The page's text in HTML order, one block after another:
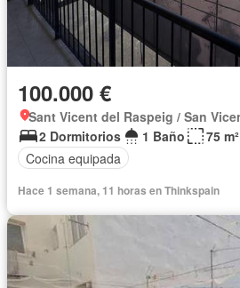
100.000 €
2 Dormitorios
1 Baño
75 m²
Cocina equipada
Hace 1 semana, 11 horas en Thinkspain